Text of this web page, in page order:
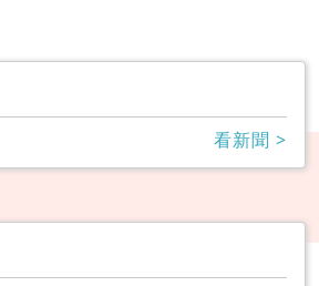
看新聞 >